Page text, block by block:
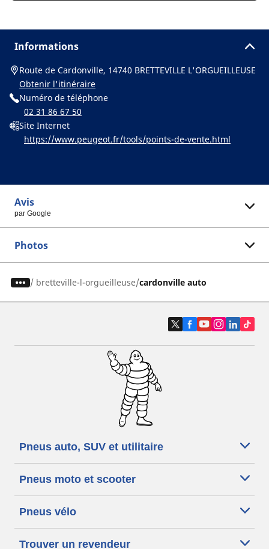
Informations
Route de Cardonville, 14740 BRETTEVILLE L'ORGUEILLEUSE
Obtenir l'itinéraire
Numéro de téléphone
02 31 86 67 50
Site Internet
https://www.peugeot.fr/tools/points-de-vente.html
Avis
par Google
Photos
/ bretteville-l-orgueilleuse cardonville auto
Pneus auto, SUV et utilitaire
Pneus moto et scooter
Pneus vélo
Trouver un revendeur